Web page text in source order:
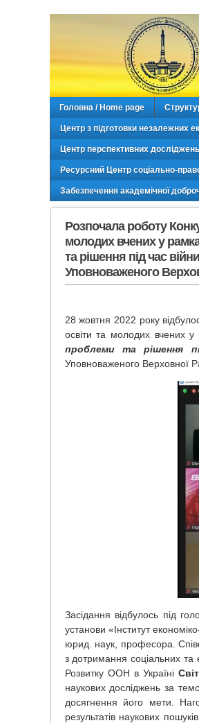
Головна / Home page
Центр з підготовки незалежних
Центр перспективних
Ресурсний Центр соціально-
Забезпечення академічної
Розпочала роботу
молодих вчених у
та рішення під час
Уповноваженого
28 жовтня 2022 року
освіти та молодих вчених у
проблеми та рішення
Уповноваженого Верховної
Засідання відбулось під
установи «Інститут
юрид. наук, професора.
з дотримання соціальних та
Розвитку ООН в Україні
наукових досліджень за
досягнення його мети.
результатів наукових